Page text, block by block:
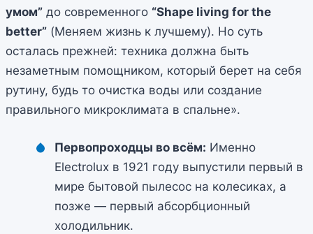
умом” до современного “Shape living for the
better” (Меняем жизнь к лучшему). Но суть
осталась прежней: техника должна быть
незаметным помощником, который берет на себя
рутину, будь то очистка воды или создание
правильного микроклимата в спальне».
Первопроходцы во всём: Именно
Electrolux в 1921 году выпустили первый в
мире бытовой пылесос на колесиках, а
позже — первый абсорбционный
холодильник.